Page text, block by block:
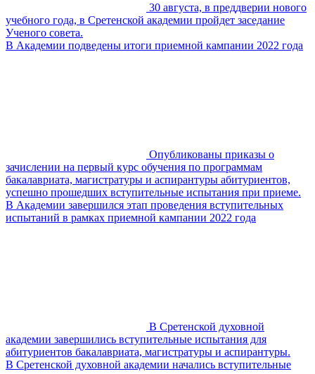
30 августа, в преддверии нового
учебного года, в Сретенской академии пройдет заседание
Ученого совета.
В Академии подведены итоги приемной кампании 2022 года
Опубликованы приказы о
зачислении на первый курс обучения по программам
бакалавриата, магистратуры и аспирантуры абитуриентов,
успешно прошедших вступительные испытания при приеме.
В Академии завершился этап проведения вступительных
испытаний в рамках приемной кампании 2022 года
В Сретенской духовной
академии завершились вступительные испытания для
абитуриентов бакалавриата, магистратуры и аспирантуры.
В Сретенской духовной академии начались вступительные